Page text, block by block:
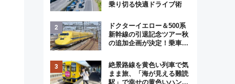
乗り切る快適ドライブ術
ドクターイエロー＆500系
新幹線の引退記念ツアー秋
の追加企画が決定！乗車体
とめ
絶景路線を黄色い列車で気
まま旅、「海が見える難読
駅」で幸せの黄色いハンカ